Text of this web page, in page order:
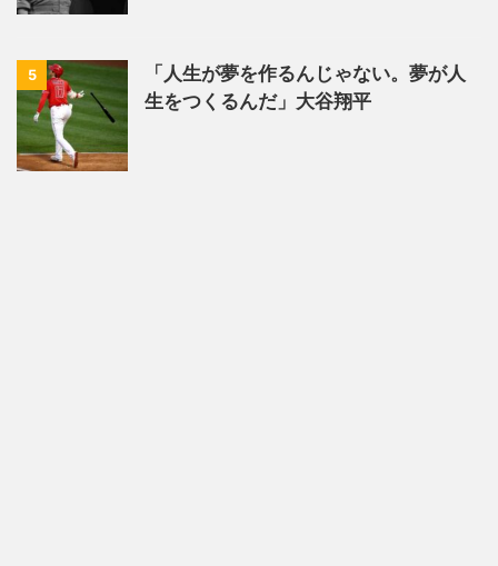
5
「人生が夢を作るんじゃない。夢が人
生をつくるんだ」大谷翔平